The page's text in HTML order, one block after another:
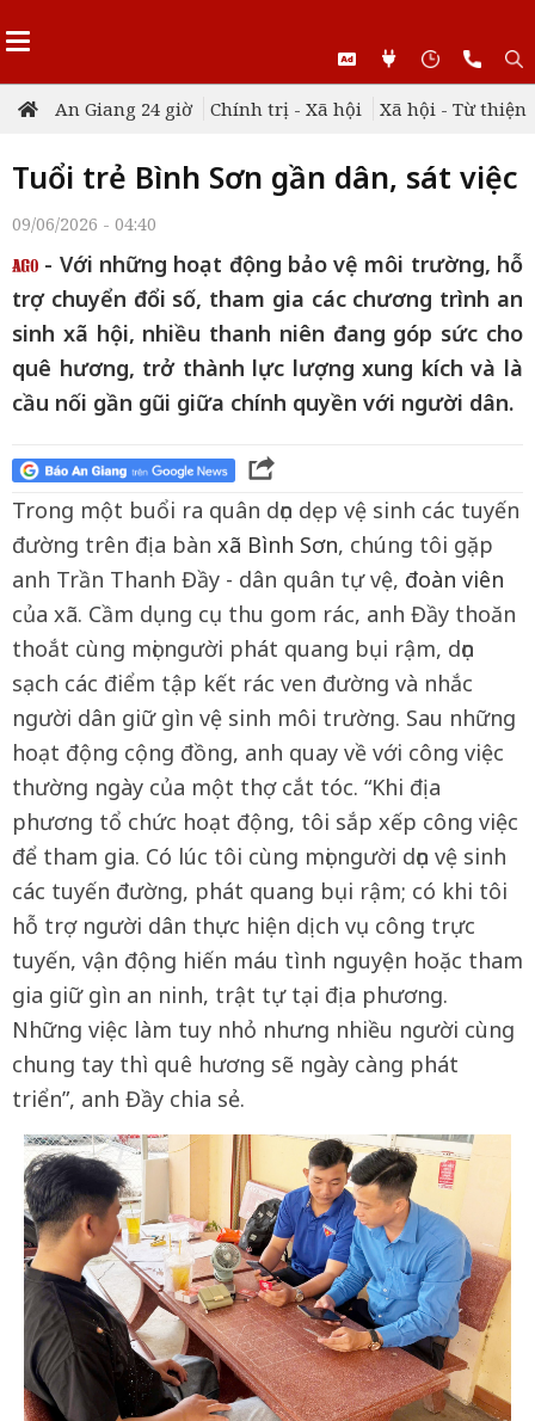
An Giang 24 giờ Chính trị - Xã hội Xã hội - Từ thiện
Tuổi trẻ Bình Sơn gần dân, sát việc
09/06/2026 - 04:40
- Với những hoạt động bảo vệ môi trường, hỗ
trợ chuyển đổi số, tham gia các chương trình an
sinh xã hội, nhiều thanh niên đang góp sức cho
quê hương, trở thành lực lượng xung kích và là
cầu nối gần gũi giữa chính quyền với người dân.
Trong một buổi ra quân dọn dẹp vệ sinh các tuyến
đường trên địa bàn xã Bình Sơn, chúng tôi gặp
anh Trần Thanh Đầy - dân quân tự vệ, đoàn viên
của xã. Cầm dụng cụ thu gom rác, anh Đầy thoăn
thoắt cùng mọi người phát quang bụi rậm, dọn
sạch các điểm tập kết rác ven đường và nhắc
người dân giữ gìn vệ sinh môi trường. Sau những
hoạt động cộng đồng, anh quay về với công việc
thường ngày của một thợ cắt tóc. “Khi địa
phương tổ chức hoạt động, tôi sắp xếp công việc
để tham gia. Có lúc tôi cùng mọi người dọn vệ sinh
các tuyến đường, phát quang bụi rậm; có khi tôi
hỗ trợ người dân thực hiện dịch vụ công trực
tuyến, vận động hiến máu tình nguyện hoặc tham
gia giữ gìn an ninh, trật tự tại địa phương.
Những việc làm tuy nhỏ nhưng nhiều người cùng
chung tay thì quê hương sẽ ngày càng phát
triển”, anh Đầy chia sẻ.